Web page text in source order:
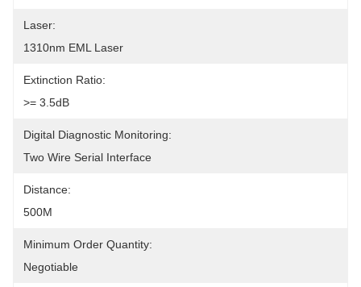
Laser:
1310nm EML Laser
Extinction Ratio:
>= 3.5dB
Digital Diagnostic Monitoring:
Two Wire Serial Interface
Distance:
500M
Minimum Order Quantity:
Negotiable